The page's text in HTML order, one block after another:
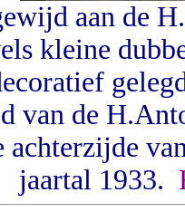
aan de
kleine
van de
achterzijde
jaartal 1933.